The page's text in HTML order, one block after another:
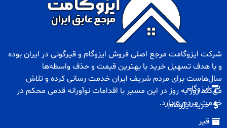
شرکت ایزوگامت مرجع اصلی فروش ایزوگام وقیرگونی در ایران بوده
و با هدف تسهیل خرید با بهترین قیمت و حذف واسطه‌ها
سال‌هاست برای مردم شریف ایران خدمت رسانی کرده و تلاش
می‌کند روز به روز در این مسیر با اقدامات نوآورانه قدمی محکم در
خدمت مردم بردارد.
ایزوگام
خرید ایزوگام
قیر